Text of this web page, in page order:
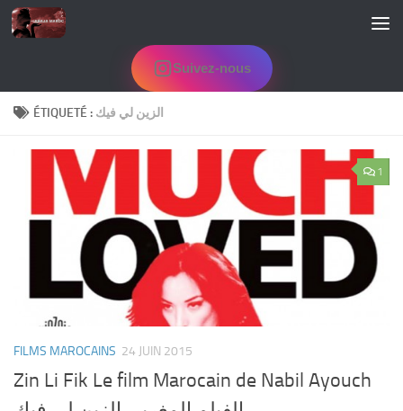
Skip to content
Suivez-nous
ÉTIQUETÉ : الزين لي فيك
1
FILMS MAROCAINS 24 JUIN 2015
Zin Li Fik Le film Marocain de Nabil Ayouch